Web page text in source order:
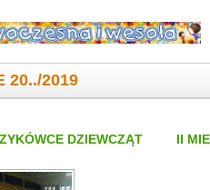
20../2019
DZIEWCZĄT
II